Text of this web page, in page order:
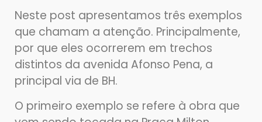
Neste post apresentamos três exemplos
que chamam a atenção. Principalmente,
por que eles ocorrerem em trechos
distintos da avenida Afonso Pena, a
principal via de BH.
O primeiro exemplo se refere à obra que